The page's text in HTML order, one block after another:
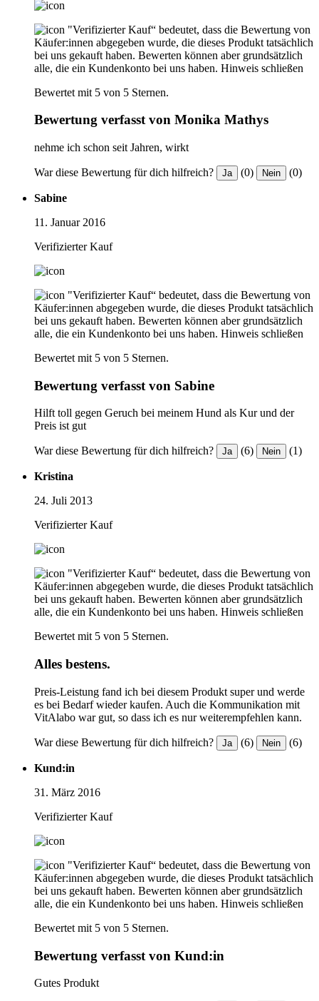
"Verifizierter Kauf“ bedeutet, dass die Bewertung von
Käufer:innen abgegeben wurde, die dieses Produkt tatsächlich
bei uns gekauft haben. Bewerten können aber grundsätzlich
alle, die ein Kundenkonto bei uns haben. Hinweis schließen
Bewertet mit 5 von 5 Sternen.
Bewertung verfasst von Monika Mathys
nehme ich schon seit Jahren, wirkt
War diese Bewertung für dich hilfreich? Ja (0) Nein (0)
Sabine
11. Januar 2016
Verifizierter Kauf
"Verifizierter Kauf“ bedeutet, dass die Bewertung von
Käufer:innen abgegeben wurde, die dieses Produkt tatsächlich
bei uns gekauft haben. Bewerten können aber grundsätzlich
alle, die ein Kundenkonto bei uns haben. Hinweis schließen
Bewertet mit 5 von 5 Sternen.
Bewertung verfasst von Sabine
Hilft toll gegen Geruch bei meinem Hund als Kur und der
Preis ist gut
War diese Bewertung für dich hilfreich? Ja (6) Nein (1)
Kristina
24. Juli 2013
Verifizierter Kauf
"Verifizierter Kauf“ bedeutet, dass die Bewertung von
Käufer:innen abgegeben wurde, die dieses Produkt tatsächlich
bei uns gekauft haben. Bewerten können aber grundsätzlich
alle, die ein Kundenkonto bei uns haben. Hinweis schließen
Bewertet mit 5 von 5 Sternen.
Alles bestens.
Preis-Leistung fand ich bei diesem Produkt super und werde
es bei Bedarf wieder kaufen. Auch die Kommunikation mit
VitAlabo war gut, so dass ich es nur weiterempfehlen kann.
War diese Bewertung für dich hilfreich? Ja (6) Nein (6)
Kund:in
31. März 2016
Verifizierter Kauf
"Verifizierter Kauf“ bedeutet, dass die Bewertung von
Käufer:innen abgegeben wurde, die dieses Produkt tatsächlich
bei uns gekauft haben. Bewerten können aber grundsätzlich
alle, die ein Kundenkonto bei uns haben. Hinweis schließen
Bewertet mit 5 von 5 Sternen.
Bewertung verfasst von Kund:in
Gutes Produkt